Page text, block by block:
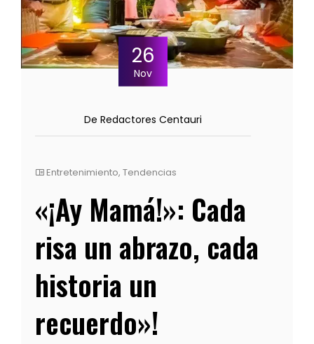
26
Nov
De Redactores Centauri
Entretenimiento, Tendencias
«¡Ay Mamá!»: Cada
risa un abrazo, cada
historia un
recuerdo»!